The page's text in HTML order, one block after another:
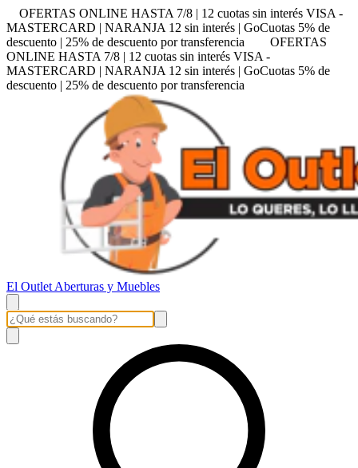
OFERTAS ONLINE HASTA 7/8 | 12 cuotas sin interés VISA -
MASTERCARD | NARANJA 12 sin interés | GoCuotas 5% de
descuento | 25% de descuento por transferencia
OFERTAS
ONLINE HASTA 7/8 | 12 cuotas sin interés VISA -
MASTERCARD | NARANJA 12 sin interés | GoCuotas 5% de
descuento | 25% de descuento por transferencia
El Outlet Aberturas y Muebles